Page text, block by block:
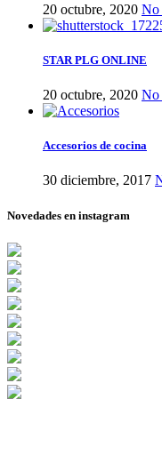
20 octubre, 2020 No
STAR PLG ONLINE
20 octubre, 2020 No
Accesorios de cocina
30 diciembre, 2017
Novedades en instagram